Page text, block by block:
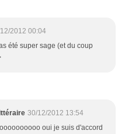
2012 00:04
été super sage (et du coup
30/12/2012 13:54
oui je suis d'accord